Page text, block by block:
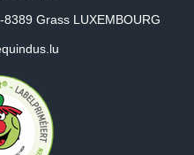
Grass LUXEMBOURG